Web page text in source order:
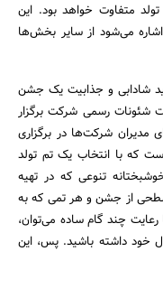
متفاوت خواهد بود. این
اشاره می‌شود از سایر بخش‌ها
شادابی و جذابیت یک جشن
شئونات رسمی شرکت برگزار
شرکت‌ها در برگزاری
که با انتخاب یک تم تولد
تنوعی که در تهیه
سطحی از جشن و هر تمی که به
چند گام ساده می‌توان،
خود داشته باشید. پس، این